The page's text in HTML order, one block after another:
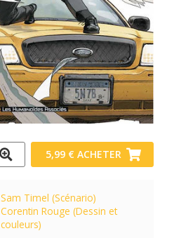
5,99 € ACHETER
Sam Timel (Scénario)
Corentin Rouge (Dessin et
couleurs)